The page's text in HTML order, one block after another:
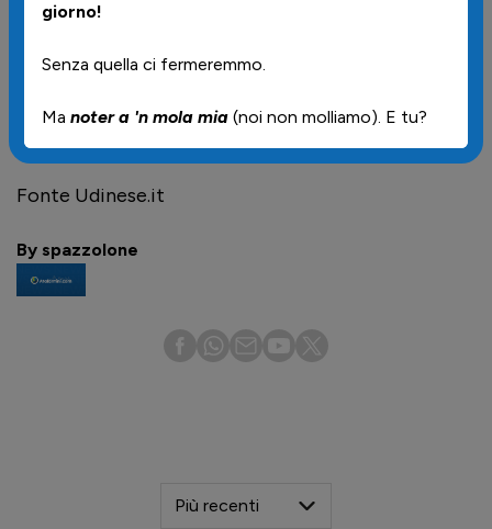
Giuseppe Iachini dall'incarico di responsabile
per il lavoro fin qui svolto, Udinese Calcio gli augura
le migliori fortune professionali.
Fonte Udinese.it
By spazzolone
giorno!
Senza quella ci fermeremmo.
Ma noter a 'n mola mia (noi non molliamo). E tu?